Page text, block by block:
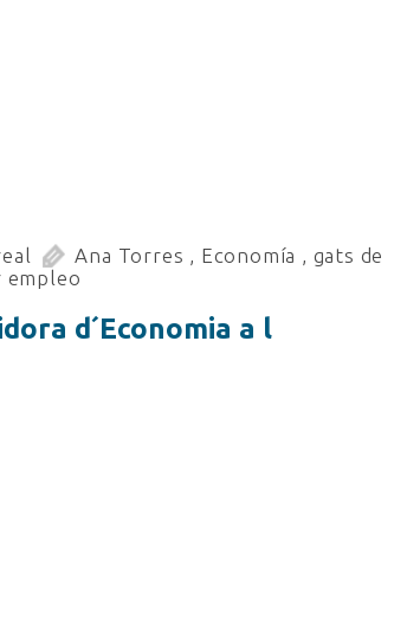
Ana Torres , Economía , gats de
empleo
d´Economia a l